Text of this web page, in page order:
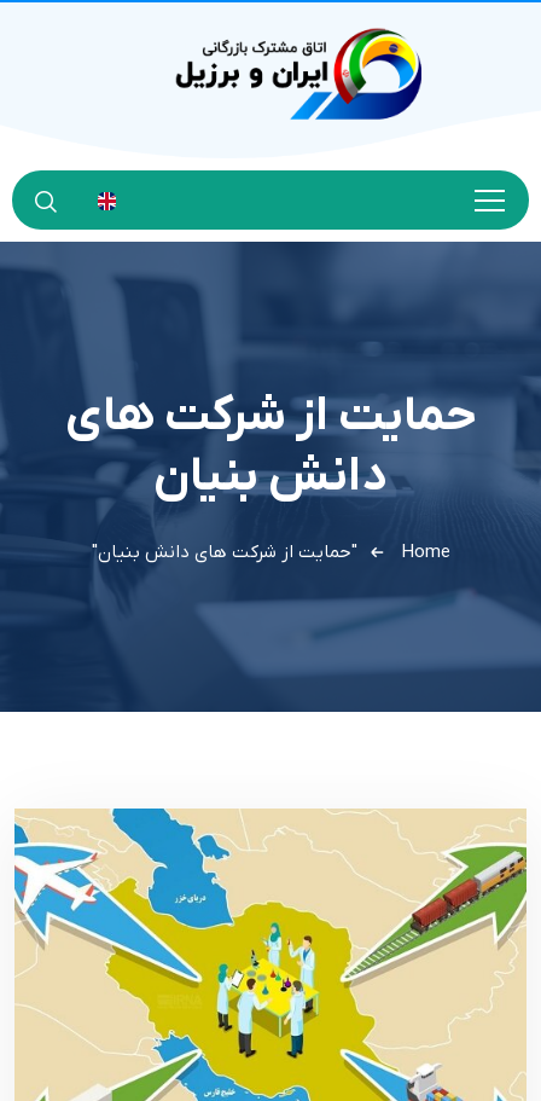
حمایت از شرکت های
دانش بنیان
Home "حمایت از شرکت های دانش بنیان"